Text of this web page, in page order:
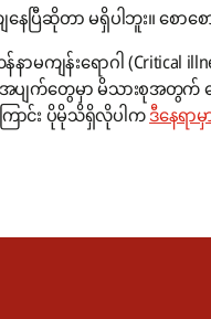
ေပြီဆိုတာ မရှိပါဘူး။ ‌စ
မကျန်းရောဂါ (Critical
ပျက်တွေမှာ မိသားစုအတွက် ငွ
ြောင်း ပိုမိုသိရှိလိုပါကဒီနေရာ